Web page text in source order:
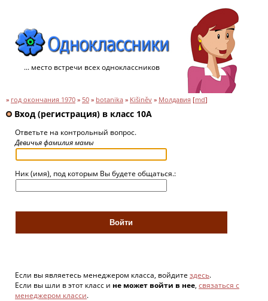
... место встречи всех одноклассников
» год окончания 1970 » 50 » botanika » Kišiněv » Молдавия [md]
Вход (регистрация) в класс 10А
Ответьте на контрольный вопрос.
Девичья фамилия мамы
Ник (имя), под которым Вы будете общаться.:
Если вы являетесь менеджером класса, войдите здесь.
Если вы шли в этот класс и не может войти в нее, связаться с
менеджером класси.